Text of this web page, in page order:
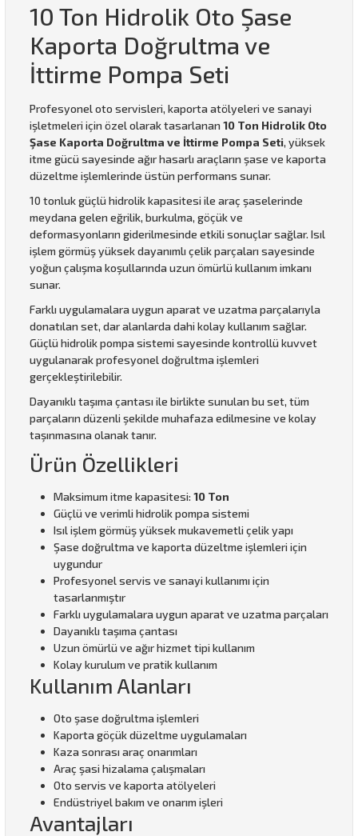
10 Ton Hidrolik Oto Şase
Kaporta Doğrultma ve
İttirme Pompa Seti
Profesyonel oto servisleri, kaporta atölyeleri ve sanayi
işletmeleri için özel olarak tasarlanan 10 Ton Hidrolik Oto
Şase Kaporta Doğrultma ve İttirme Pompa Seti, yüksek
itme gücü sayesinde ağır hasarlı araçların şase ve kaporta
düzeltme işlemlerinde üstün performans sunar.
10 tonluk güçlü hidrolik kapasitesi ile araç şaselerinde
meydana gelen eğrilik, burkulma, göçük ve
deformasyonların giderilmesinde etkili sonuçlar sağlar. Isıl
işlem görmüş yüksek dayanımlı çelik parçaları sayesinde
yoğun çalışma koşullarında uzun ömürlü kullanım imkanı
sunar.
Farklı uygulamalara uygun aparat ve uzatma parçalarıyla
donatılan set, dar alanlarda dahi kolay kullanım sağlar.
Güçlü hidrolik pompa sistemi sayesinde kontrollü kuvvet
uygulanarak profesyonel doğrultma işlemleri
gerçekleştirilebilir.
Dayanıklı taşıma çantası ile birlikte sunulan bu set, tüm
parçaların düzenli şekilde muhafaza edilmesine ve kolay
taşınmasına olanak tanır.
Ürün Özellikleri
Maksimum itme kapasitesi: 10 Ton
Güçlü ve verimli hidrolik pompa sistemi
Isıl işlem görmüş yüksek mukavemetli çelik yapı
Şase doğrultma ve kaporta düzeltme işlemleri için
uygundur
Profesyonel servis ve sanayi kullanımı için
tasarlanmıştır
Farklı uygulamalara uygun aparat ve uzatma parçaları
Dayanıklı taşıma çantası
Uzun ömürlü ve ağır hizmet tipi kullanım
Kolay kurulum ve pratik kullanım
Kullanım Alanları
Oto şase doğrultma işlemleri
Kaporta göçük düzeltme uygulamaları
Kaza sonrası araç onarımları
Araç şasi hizalama çalışmaları
Oto servis ve kaporta atölyeleri
Endüstriyel bakım ve onarım işleri
Avantajları